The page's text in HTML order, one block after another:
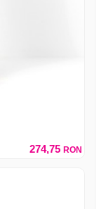
274,75 RON